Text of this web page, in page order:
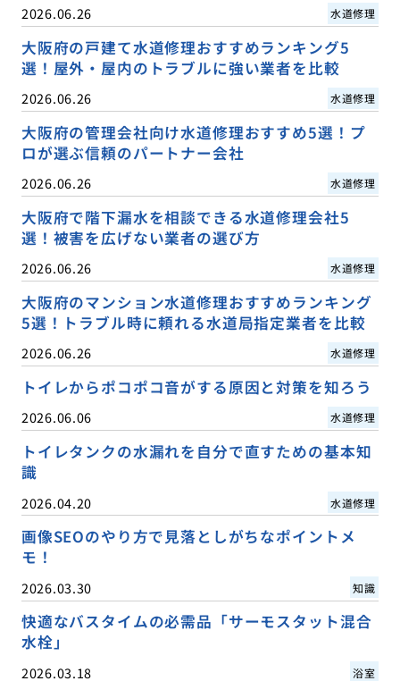
2026.06.26 水道修理
大阪府の戸建て水道修理おすすめランキング5
選！屋外・屋内のトラブルに強い業者を比較
2026.06.26 水道修理
大阪府の管理会社向け水道修理おすすめ5選！プ
ロが選ぶ信頼のパートナー会社
2026.06.26 水道修理
大阪府で階下漏水を相談できる水道修理会社5
選！被害を広げない業者の選び方
2026.06.26 水道修理
大阪府のマンション水道修理おすすめランキング
5選！トラブル時に頼れる水道局指定業者を比較
2026.06.26 水道修理
トイレからポコポコ音がする原因と対策を知ろう
2026.06.06 水道修理
トイレタンクの水漏れを自分で直すための基本知
識
2026.04.20 水道修理
画像SEOのやり方で見落としがちなポイントメ
モ！
2026.03.30 知識
快適なバスタイムの必需品「サーモスタット混合
水栓」
2026.03.18 浴室